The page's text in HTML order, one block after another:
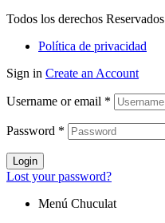
Todos los derechos Reservados
Política de privacidad
Sign in Create an Account
Username or email *
Password *
Login
Lost your password?
Menú Chuculat